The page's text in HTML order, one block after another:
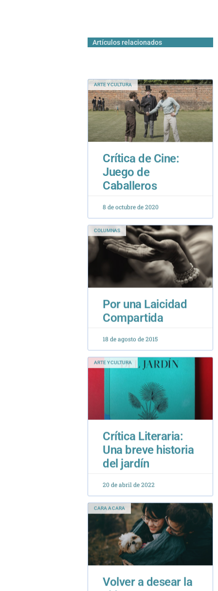
Artículos relacionados
Crítica de Cine:
Juego de
Caballeros
8 de octubre de 2020
COLUMNAS
Por una Laicidad
Compartida
18 de agosto de 2015
ARTE Y CULTURA
Crítica Literaria:
Una breve historia
del jardín
20 de abril de 2022
CARA A CARA
Volver a desear la
vida